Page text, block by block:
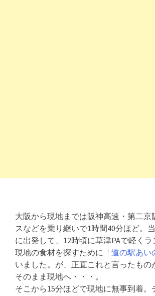
大阪から現地までは阪神高速・第二京
スなどを乗り継いで1時間40分ほど。
に出発して、12時頃に草津PAで軽くラ
現地の食材を探すために「道の駅あい
いました。が、正直これと言ったもの
そのまま現地へ・・・。
そこから15分ほどで現地に無事到着。